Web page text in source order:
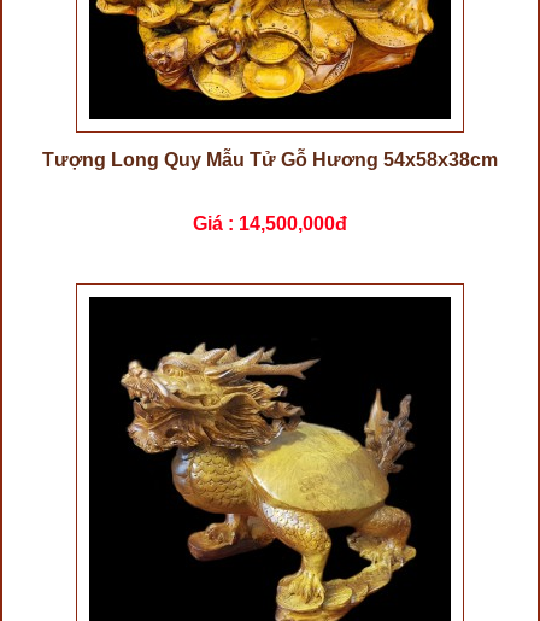
Tượng Long Quy Mẫu Tử Gỗ Hương 54x58x38cm
Giá : 14,500,000đ